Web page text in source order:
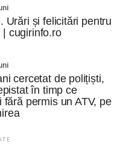
Urări și felicitări pentru
| cugirinfo.ro
cercetat de polițiști,
în timp ce
permis un ATV, pe